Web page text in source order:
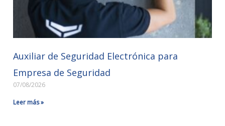
Auxiliar de Seguridad Electrónica para
Empresa de Seguridad
07/08/2026
Leer más »